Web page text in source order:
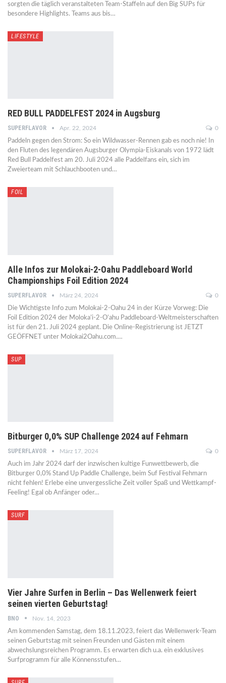
sorgten die täglich veranstalteten Team-Staffeln auf den Big SUPs für
besondere Highlights. Teams aus bis…
LIFESTYLE
RED BULL PADDELFEST 2024 in Augsburg
SUPERFLAVOR Apr. 22, 2024 0
Paddeln gegen den Strom: So ein Wildwasser-Rennen gab es noch nie! In
den Fluten des legendären Augsburger Olympia-Eiskanals von 1972 lädt
Red Bull Paddelfest am 20. Juli 2024 alle Paddelfans ein, sich im
Zweierteam mit Schlauchbooten und…
FOIL
Alle Infos zur Molokai-2-Oahu Paddleboard World
Championships Foil Edition 2024
SUPERFLAVOR März 24, 2024 0
Die Wichtigste Info zum Molokai-2-Oahu 24 in der Kürze Vorweg: Die
Foil Edition 2024 der Moloka’i-2-O’ahu Paddleboard-Weltmeisterschaften
ist für den 21. Juli 2024 geplant. Die Online-Registrierung ist JETZT
GEÖFFNET unter Molokai2Oahu.com.…
SUP
Bitburger 0,0% SUP Challenge 2024 auf Fehmarn
SUPERFLAVOR März 17, 2024 0
Auch im Jahr 2024 darf der inzwischen kultige Funwettbewerb, die
Bitburger 0,0% Stand Up Paddle Challenge, beim Suf Festival Fehmarn
nicht fehlen! Erlebe eine unvergessliche Zeit voller Spaß und Wettkampf-
Feeling! Egal ob Anfänger oder…
SURF
Vier Jahre Surfen in Berlin – Das Wellenwerk feiert
seinen vierten Geburtstag!
BNO Nov. 14, 2023
Am kommenden Samstag, dem 18.11.2023, feiert das Wellenwerk-Team
seinen Geburtstag mit seinen Freunden und Gästen mit einem
abwechslungsreichen Programm. Es erwarten dich u.a. ein exklusives
Surfprogramm für alle Könnensstufen…